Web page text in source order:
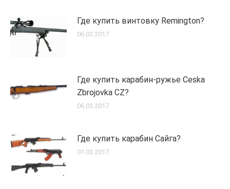
Где купить винтовку Remington?
06.03.2017
Где купить карабин-ружье Ceska
Zbrojovka CZ?
06.03.2017
Где купить карабин Сайга?
01.03.2017